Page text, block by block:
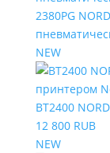
2380PG
NEW
BT2400
12 800 RUB
NEW